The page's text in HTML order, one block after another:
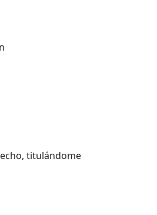
titulándome